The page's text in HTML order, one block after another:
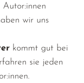
wir uns
kommt gut bei
sie jeden